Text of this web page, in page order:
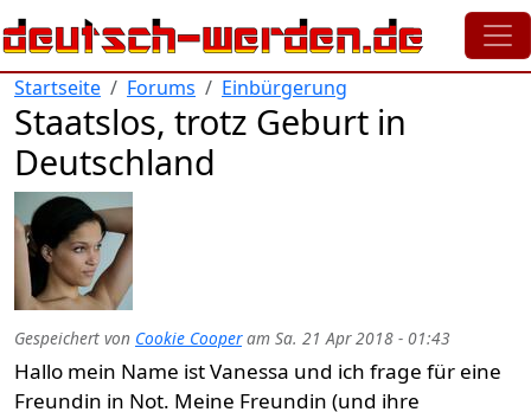
Direkt zum Inhalt
Startseite Forums Einbürgerung
Staatslos, trotz Geburt in
Deutschland
Gespeichert von Cookie Cooperam Sa. 21 Apr 2018 - 01:43
Hallo mein Name ist Vanessa und ich frage für eine
Freundin in Not. Meine Freundin (und ihre